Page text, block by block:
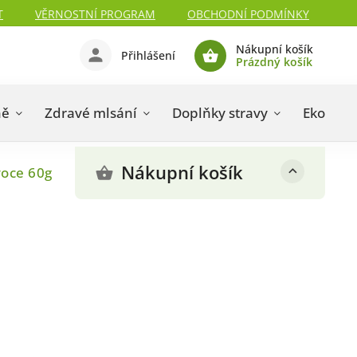
VĚRNOSTNÍ PROGRAM OBCHODNÍ PODMÍNKY
Nákupní košík
Prázdný košík
Přihlášení
Zdravé mlsání Doplňky stravy Eko
60g Nákupní košík